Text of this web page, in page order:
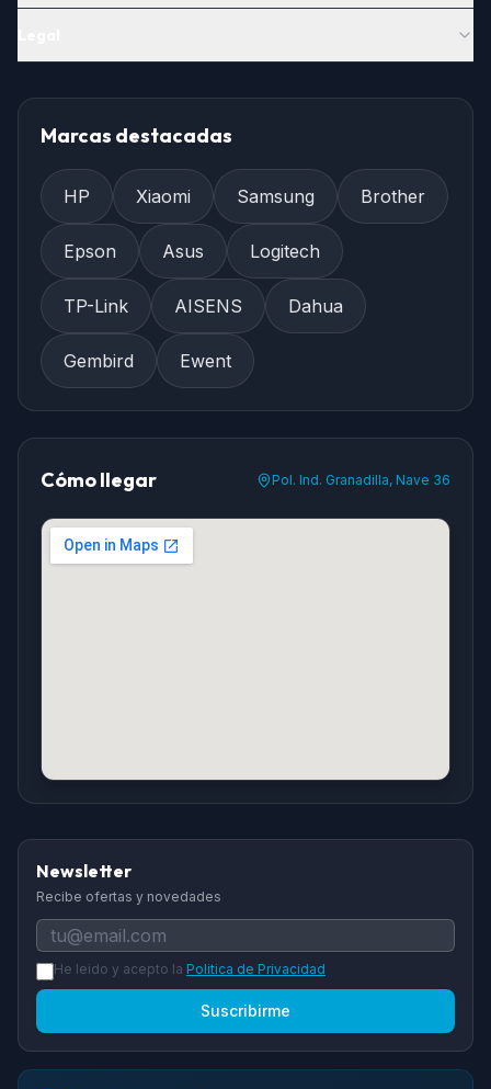
Marcas destacadas
HP Xiaomi Samsung Brother
Epson Asus Logitech
TP-Link AISENS Dahua
Gembird Ewent
Cómo llegar Pol. Ind. Granadilla, Nave 36
Newsletter
Recibe ofertas y novedades
He leido y acepto la Politica de Privacidad
Suscribirme